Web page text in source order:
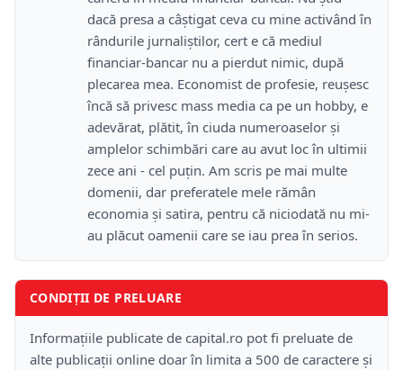
dacă presa a câștigat ceva cu mine activând în
rândurile jurnaliștilor, cert e că mediul
financiar-bancar nu a pierdut nimic, după
plecarea mea. Economist de profesie, reușesc
încă să privesc mass media ca pe un hobby, e
adevărat, plătit, în ciuda numeroaselor și
amplelor schimbări care au avut loc în ultimii
zece ani - cel puțin. Am scris pe mai multe
domenii, dar preferatele mele rămân
economia și satira, pentru că niciodată nu mi-
au plăcut oamenii care se iau prea în serios.
CONDIȚII DE PRELUARE
Informațiile publicate de capital.ro pot fi preluate de
alte publicații online doar în limita a 500 de caractere și